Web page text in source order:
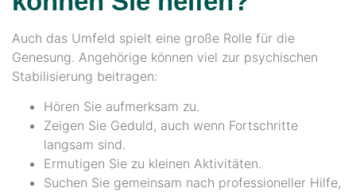
Auch das Umfeld spielt eine große Rolle für die
Genesung. Angehörige können viel zur psychischen
Stabilisierung beitragen:
Hören Sie aufmerksam zu.
Zeigen Sie Geduld, auch wenn Fortschritte
langsam sind.
Ermutigen Sie zu kleinen Aktivitäten.
Suchen Sie gemeinsam nach professioneller Hilfe,